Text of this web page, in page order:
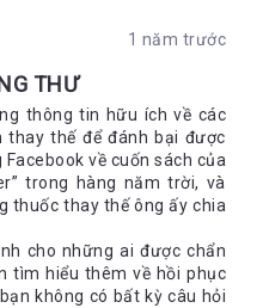
1 năm trước
THƯ
thông tin hữu ích về các
thay thế để đánh bại được
về cuốn sách của
trong hàng năm trời, và
thuốc thay thế ông ấy chia
cho những ai được chẩn
tìm hiểu thêm về hồi phục
không có bất kỳ câu hỏi